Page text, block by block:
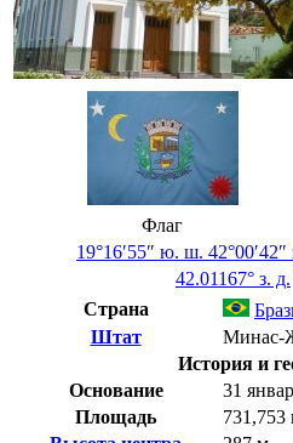
Флаг
19°16′55″ ю. ш. 42°00′42″
42.01167° з. д.
Страна
Штат
Минас-
История и
Основание
31
Площадь
731,753